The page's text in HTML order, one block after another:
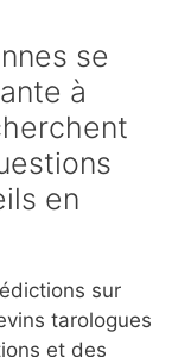
se
à
en
sur
tarologues
et des